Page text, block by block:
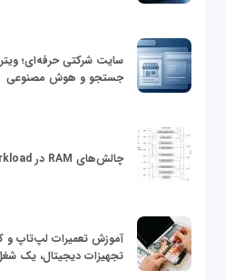
سایت شرکتی حرفه‌ای؛
جستجو و هوش مصنوعی
چالش‌های RAM در Workloadهای محاسباتی HPC
آموزش تعمیرات لپ‌تاپ و
تجهیزات دیجیتال، یک